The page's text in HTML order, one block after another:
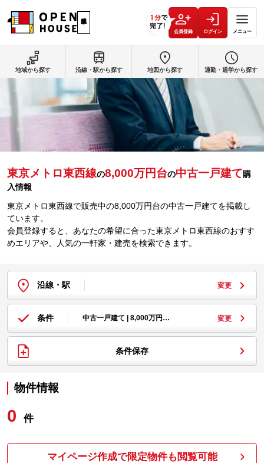
会員登録 ログイン メニュー
東京メトロ東西線の8,000万円台の中古一戸建て購
入情報
東京メトロ東西線で販売中の8,000万円台の中古一戸建てを掲載し
ています。
会員登録すると、あなたの希望に合った東京メトロ東西線のおすす
めエリアや、人気の一軒家・建売を検索できます。
沿線・駅 変更
条件 中古一戸建て | 8,000万円… 変更
条件保存
物件情報
0 件
マイページ作成で限定物件も閲覧可能
地域から探す 沿線・駅から探す 地図から探す 通勤・通学から探す